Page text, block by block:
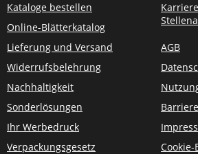
Kataloge bestellen
Online-Blätterkatalog
Lieferung und Versand
Widerrufsbelehrung
Nachhaltigkeit
Sonderlösungen
Ihr Werbedruck
Verpackungsgesetz
AGB